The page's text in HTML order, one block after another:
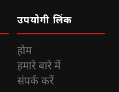
उपयोगी लिंक
होम
हमारे बारे में
संपर्क करें